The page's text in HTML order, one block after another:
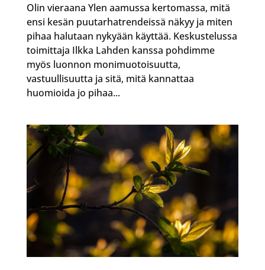
Olin vieraana Ylen aamussa kertomassa, mitä
ensi kesän puutarhatrendeissä näkyy ja miten
pihaa halutaan nykyään käyttää. Keskustelussa
toimittaja Ilkka Lahden kanssa pohdimme
myös luonnon monimuotoisuutta,
vastuullisuutta ja sitä, mitä kannattaa
huomioida jo pihaa...